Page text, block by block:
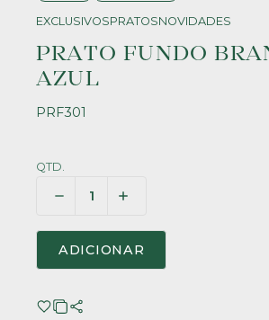
EXCLUSIVOSPRATOSNOVIDADES
PRATO FUNDO
AZUL
PRF301
QTD.
ADICIONAR